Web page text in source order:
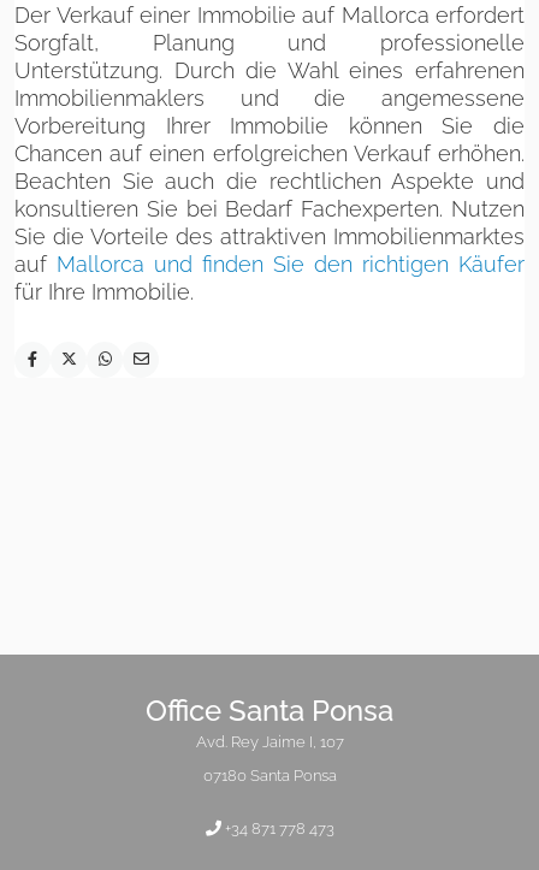
Der Verkauf einer Immobilie auf Mallorca erfordert
Sorgfalt, Planung und professionelle
Unterstützung. Durch die Wahl eines erfahrenen
Immobilienmaklers und die angemessene
Vorbereitung Ihrer Immobilie können Sie die
Chancen auf einen erfolgreichen Verkauf erhöhen.
Beachten Sie auch die rechtlichen Aspekte und
konsultieren Sie bei Bedarf Fachexperten. Nutzen
Sie die Vorteile des attraktiven Immobilienmarktes
auf Mallorca und finden Sie den richtigen Käufer
für Ihre Immobilie.
Office Santa Ponsa
Avd. Rey Jaime I, 107
07180 Santa Ponsa
+34 871 778 473